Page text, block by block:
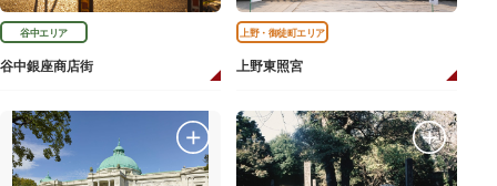
谷中エリア
谷中銀座商店街
上野・御徒町エリア
上野東照宮